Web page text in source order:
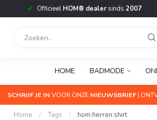
Officieel HOM® dealersinds 2007
HOME BADMODE
SCHRIJF JE IN VOOR ONZE NIEUWSBRIEF|
Home / Tags / hom herren shirt